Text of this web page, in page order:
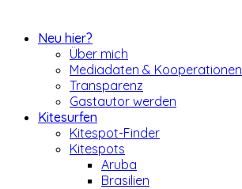
Neu hier?
Über mich
Mediadaten & Kooperationen
Transparenz
Gastautor werden
Kitesurfen
Kitespot-Finder
Kitespots
Aruba
Brasilien